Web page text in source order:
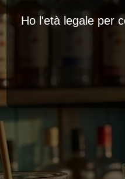
Ho l'età legale per